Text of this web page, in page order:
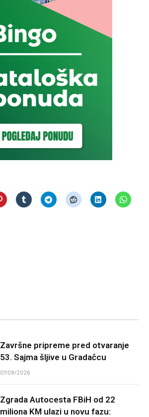
Završne pripreme pred otvaranje
53. Sajma šljive u Gradačcu
07/08/2026
Zgrada Autocesta FBiH od 22
miliona KM ulazi u novu fazu: